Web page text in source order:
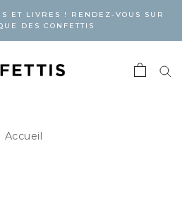
ET LIVRES ! RENDEZ-VOUS SUR
DES CONFETTIS
Accueil